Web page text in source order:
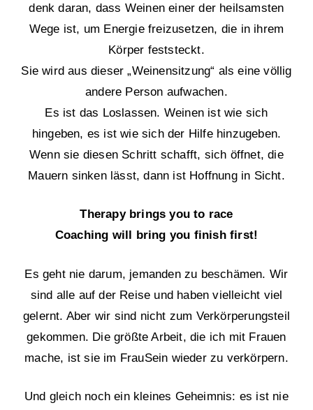
denk daran, dass Weinen einer der heilsamsten
Wege ist, um Energie freizusetzen, die in ihrem
Körper feststeckt.
Sie wird aus dieser „Weinensitzung“ als eine völlig
andere Person aufwachen.
Es ist das Loslassen. Weinen ist wie sich
hingeben, es ist wie sich der Hilfe hinzugeben.
Wenn sie diesen Schritt schafft, sich öffnet, die
Mauern sinken lässt, dann ist Hoffnung in Sicht.
Therapy brings you to race
Coaching will bring you finish first!
Es geht nie darum, jemanden zu beschämen. Wir
sind alle auf der Reise und haben vielleicht viel
gelernt. Aber wir sind nicht zum Verkörperungsteil
gekommen. Die größte Arbeit, die ich mit Frauen
mache, ist sie im FrauSein wieder zu verkörpern.
Und gleich noch ein kleines Geheimnis: es ist nie